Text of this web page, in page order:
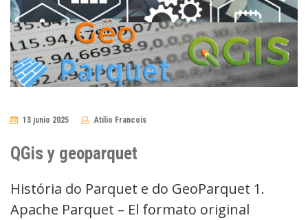
13 junio 2025 Atilio Francois
QGis y geoparquet
História do Parquet e do GeoParquet 1.
Apache Parquet – El formato original